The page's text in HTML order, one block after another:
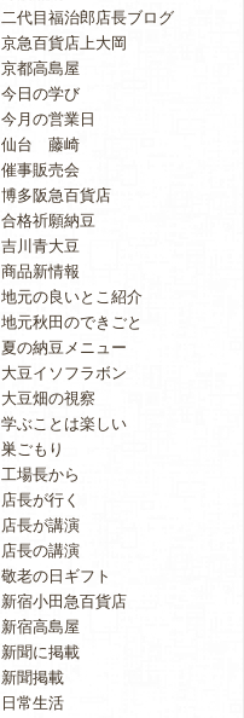
二代目福治郎店長ブログ
京急百貨店上大岡
京都高島屋
今日の学び
今月の営業日
仙台 藤崎
催事販売会
博多阪急百貨店
合格祈願納豆
吉川青大豆
商品新情報
地元の良いとこ紹介
地元秋田のできごと
夏の納豆メニュー
大豆イソフラボン
大豆畑の視察
学ぶことは楽しい
巣ごもり
工場長から
店長が行く
店長が講演
店長の講演
敬老の日ギフト
新宿小田急百貨店
新宿高島屋
新聞に掲載
新聞掲載
日常生活